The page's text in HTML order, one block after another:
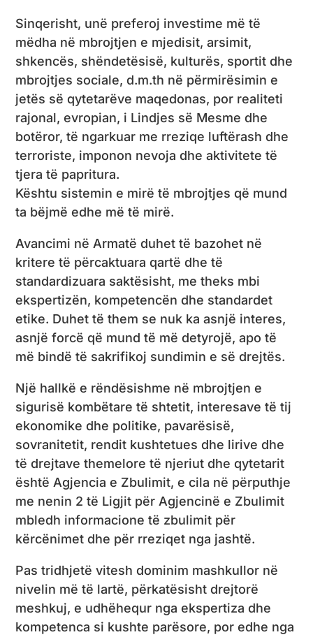
Sinqerisht, unë preferoj investime më të
mëdha në mbrojtjen e mjedisit, arsimit,
shkencës, shëndetësisë, kulturës, sportit dhe
mbrojtjes sociale, d.m.th në përmirësimin e
jetës së qytetarëve maqedonas, por realiteti
rajonal, evropian, i Lindjes së Mesme dhe
botëror, të ngarkuar me rreziqe luftërash dhe
terroriste, imponon nevoja dhe aktivitete të
tjera të papritura.
Kështu sistemin e mirë të mbrojtjes që mund
ta bëjmë edhe më të mirë.
Avancimi në Armatë duhet të bazohet në
kritere të përcaktuara qartë dhe të
standardizuara saktësisht, me theks mbi
ekspertizën, kompetencën dhe standardet
etike. Duhet të them se nuk ka asnjë interes,
asnjë forcë që mund të më detyrojë, apo të
më bindë të sakrifikoj sundimin e së drejtës.
Një hallkë e rëndësishme në mbrojtjen e
sigurisë kombëtare të shtetit, interesave të tij
ekonomike dhe politike, pavarësisë,
sovranitetit, rendit kushtetues dhe lirive dhe
të drejtave themelore të njeriut dhe qytetarit
është Agjencia e Zbulimit, e cila në përputhje
me nenin 2 të Ligjit për Agjencinë e Zbulimit
mbledh informacione të zbulimit për
kërcënimet dhe për rreziqet nga jashtë.
Pas tridhjetë vitesh dominim mashkullor në
nivelin më të lartë, përkatësisht drejtorë
meshkuj, e udhëhequr nga ekspertiza dhe
kompetenca si kushte parësore, por edhe nga